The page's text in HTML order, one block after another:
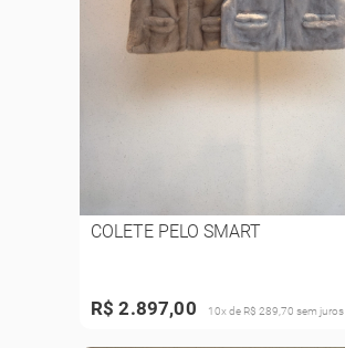
COLETE PELO SMART
R$ 2.897,00 10x de R$ 289,70 sem juros